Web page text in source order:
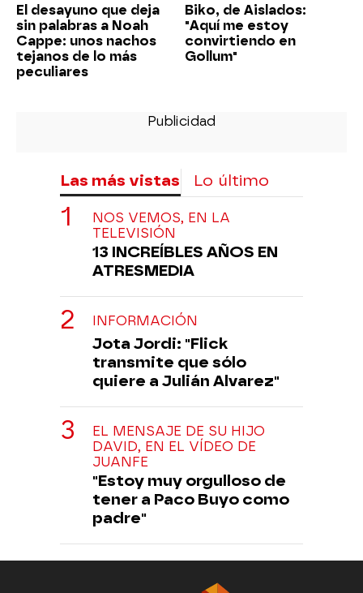
El desayuno que deja
sin palabras a Noah
Cappe: unos nachos
tejanos de lo más
peculiares
Biko, de Aislados:
"Aquí me estoy
convirtiendo en
Gollum"
Las más vistas Lo último
NOS VEMOS, EN LA
TELEVISIÓN
13 INCREÍBLES AÑOS EN
ATRESMEDIA
INFORMACIÓN
Jota Jordi: "Flick
transmite que sólo
quiere a Julián Alvarez"
EL MENSAJE DE SU HIJO
DAVID, EN EL VÍDEO DE
JUANFE
"Estoy muy orgulloso de
tener a Paco Buyo como
padre"